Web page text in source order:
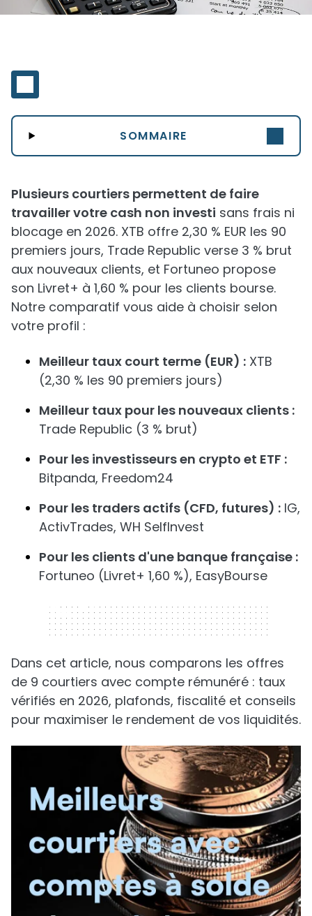
SOMMAIRE
Plusieurs courtiers permettent de faire
travailler votre cash non investi sans frais ni
blocage en 2026. XTB offre 2,30 % EUR les 90
premiers jours, Trade Republic verse 3 % brut
aux nouveaux clients, et Fortuneo propose
son Livret+ à 1,60 % pour les clients bourse.
Notre comparatif vous aide à choisir selon
votre profil :
Meilleur taux court terme (EUR) : XTB
(2,30 % les 90 premiers jours)
Meilleur taux pour les nouveaux clients :
Trade Republic (3 % brut)
Pour les investisseurs en crypto et ETF :
Bitpanda, Freedom24
Pour les traders actifs (CFD, futures) : IG,
ActivTrades, WH SelfInvest
Pour les clients d'une banque française :
Fortuneo (Livret+ 1,60 %), EasyBourse
320 x 50
Dans cet article, nous comparons les offres
de 9 courtiers avec compte rémunéré : taux
vérifiés en 2026, plafonds, fiscalité et conseils
pour maximiser le rendement de vos liquidités.